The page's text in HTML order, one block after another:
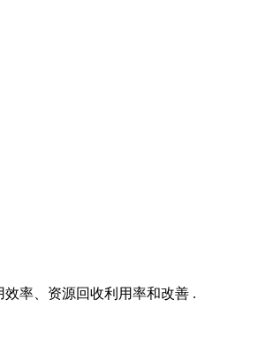
率、资源回收利用率和改善 .